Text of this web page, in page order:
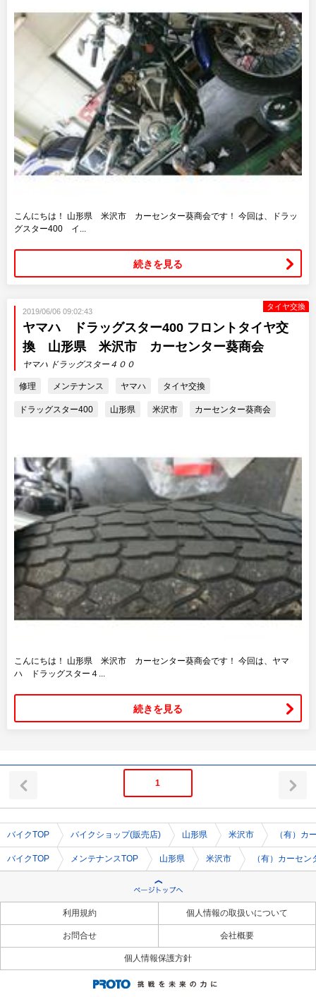
こんにちは！ 山形県 米沢市 カーセンター葵商会です！ 今回は、ドラッ
グスター400 イ...
続きを見る
タイヤ交換
2019/06/06 09:02:43
ヤマハ ドラッグスター400 フロントタイヤ交
換 山形県 米沢市 カーセンター葵商会
ヤマハ ドラッグスター４００
修理 メンテナンス ヤマハ タイヤ交換
ドラッグスター400 山形県 米沢市 カーセンター葵商会
こんにちは！ 山形県 米沢市 カーセンター葵商会です！ 今回は、ヤマ
ハ ドラッグスター４...
続きを見る
1
バイクTOP バイクショップ(販売店) 山形県 米沢市 （有）カ
バイクTOP メンテナンスTOP 山形県 米沢市 （有）カーセ
利用規約 個人情報の取扱いについて
お問合せ 会社概要
個人情報保護方針